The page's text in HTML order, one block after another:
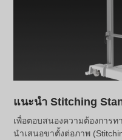
แนะนำ Stitching
เพื่อตอบสนองความต้องการ
นำเสนอขาตั้งต่อภาพ